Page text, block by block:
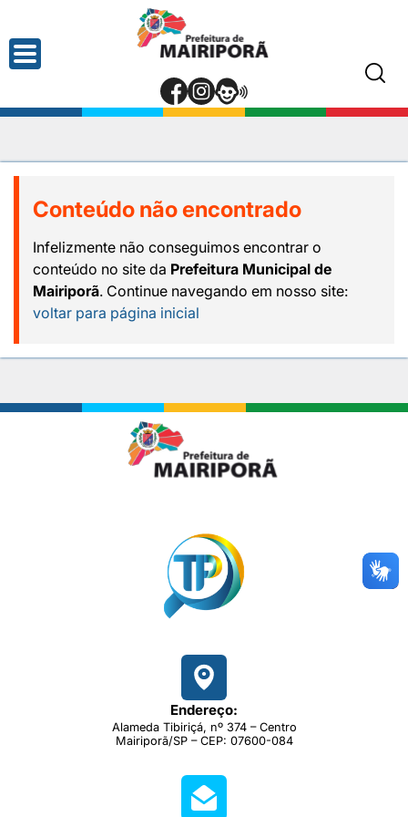
Conteúdo não encontrado
Infelizmente não conseguimos encontrar o
conteúdo no site da Prefeitura Municipal de
Mairiporã. Continue navegando em nosso site:
voltar para página inicial
Endereço:
Alameda Tibiriçá, nº 374 – Centro
Mairiporã/SP – CEP: 07600-084